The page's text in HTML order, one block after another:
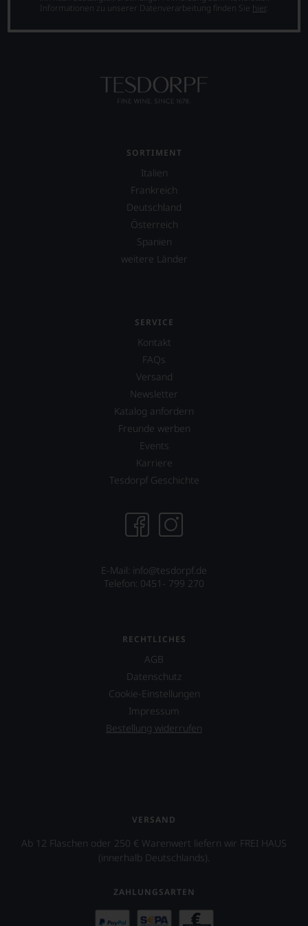
Informationen zu unserer Datenverarbeitung finden Sie hier.
SORTIMENT
Italien
Frankreich
Deutschland
Österreich
Spanien
weitere Länder
SERVICE
Kontakt
FAQs
Versand
Newsletter
Katalog anfordern
Freunde werben
Events
Karriere
Tesdorpf Geschichte
E-Mail: info@tesdorpf.de
Telefon: 0451- 799 270
RECHTLICHES
AGB
Datenschutz
Cookie-Einstellungen
Impressum
Bestellung widerrufen
VERSAND
Ab 12 Flaschen oder 250 € Warenwert liefern wir FREI HAUS
(innerhalb Deutschlands).
ZAHLUNGSARTEN